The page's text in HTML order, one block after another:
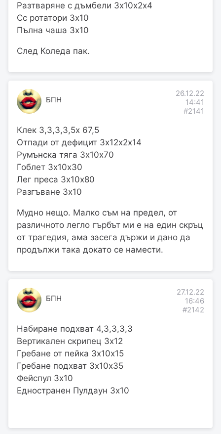
Разтваряне с дъмбели 3х10х2х4
Сс ротатори 3х10
Пълна чаша 3х10
След Коледа пак.
БПН
26.12.22
14:41
#2141
Клек 3,3,3,3,5х 67,5
Отпади от дефицит 3х12х2х14
Румънска тяга 3х10х70
Гоблет 3х10х30
Лег преса 3х10х80
Разгъване 3х10
Мудно нещо. Малко съм на предел, от
различното легло гърбът ми е на един скръц
от трагедия, ама засега държи и дано да
продължи така докато се намести.
БПН
27.12.22
16:46
#2142
Набиране подхват 4,3,3,3,3
Вертикален скрипец 3х12
Гребане от пейка 3х10х15
Гребане подхват 3х10х35
Фейспул 3х10
Едностранен Пулдаун 3х10